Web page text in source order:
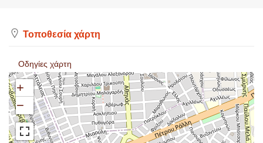
Τοποθεσία χάρτη
Οδηγίες χάρτη
+
−